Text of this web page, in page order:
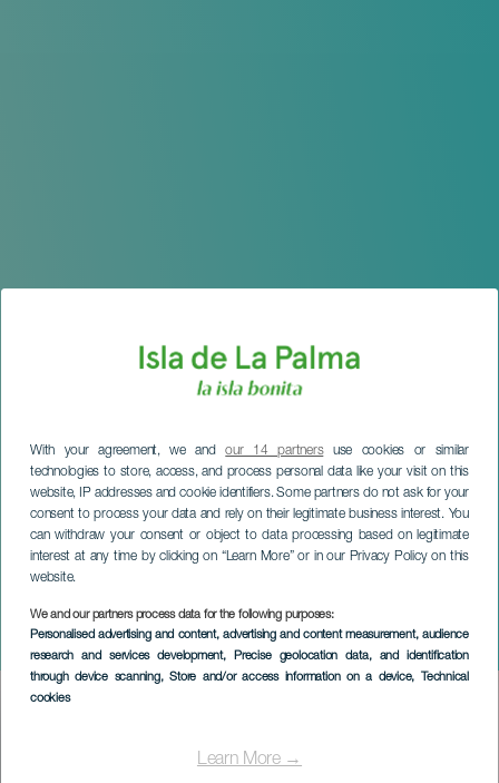
With your agreement, we andour 14 partnersuse cookies or similar
technologies to store, access, and process personal data like your visit on this
website, IP addresses and cookie identifiers. Some partners do not ask for your
consent to process your data and rely on their legitimate business interest. You
can withdraw your consent or object to data processing based on legitimate
interest at any time by clicking on “Learn More” or in our Privacy Policy on this
website.
We and our partners process data for the following purposes:
Personalised advertising and content, advertising and content measurement, audience
research and services development, Precise geolocation data, and identification
through device scanning, Store and/or access information on a device, Technical
cookies
Learn More →
Ancor Miranda Quartett im
Konzert
Imagen